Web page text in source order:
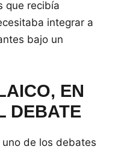
que recibía
integrar a
bajo un
EN
DEBATE
de los debates